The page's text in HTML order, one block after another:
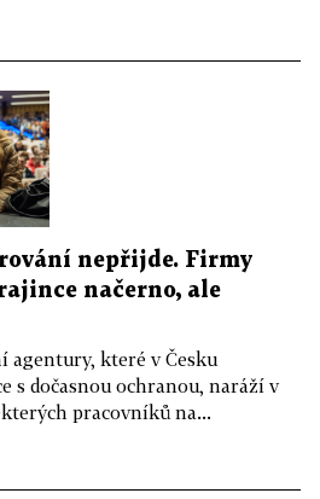
nepřijde. Firmy
načerno, ale
agentury, které v Česku
s dočasnou ochranou, naráží v
pracovníků na...